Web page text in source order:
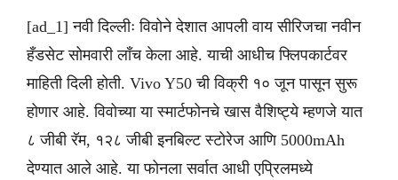
[ad_1] नवी दिल्लीः विवोने देशात आपली वाय सीरिजचा नवीन
हँडसेट सोमवारी लाँच केला आहे. याची आधीच फ्लिपकार्टवर
माहिती दिली होती. Vivo Y50 ची विक्री १० जून पासून सुरू
होणार आहे. विवोच्या या स्मार्टफोनचे खास वैशिष्ट्ये म्हणजे यात
८ जीबी रॅम, १२८ जीबी इनबिल्ट स्टोरेज आणि 5000mAh
देण्यात आले आहे. या फोनला सर्वात आधी एप्रिलमध्ये